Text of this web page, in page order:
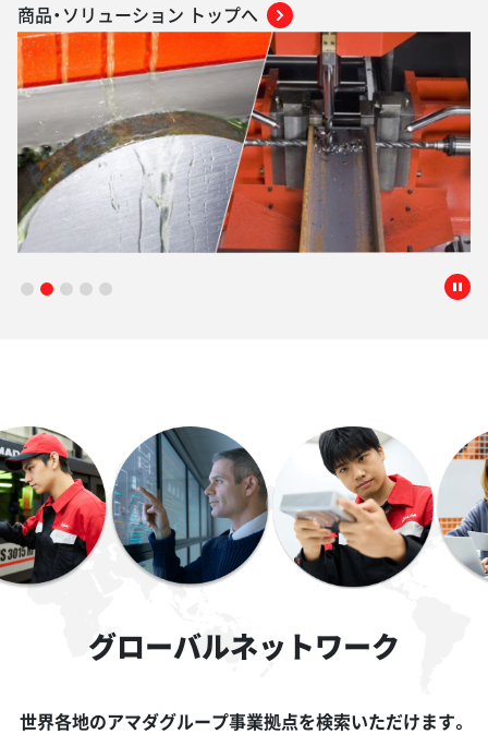
商品・ソリューション トップへ
グローバルネットワーク
世界各地のアマダグループ事業拠点を検索いただけます。